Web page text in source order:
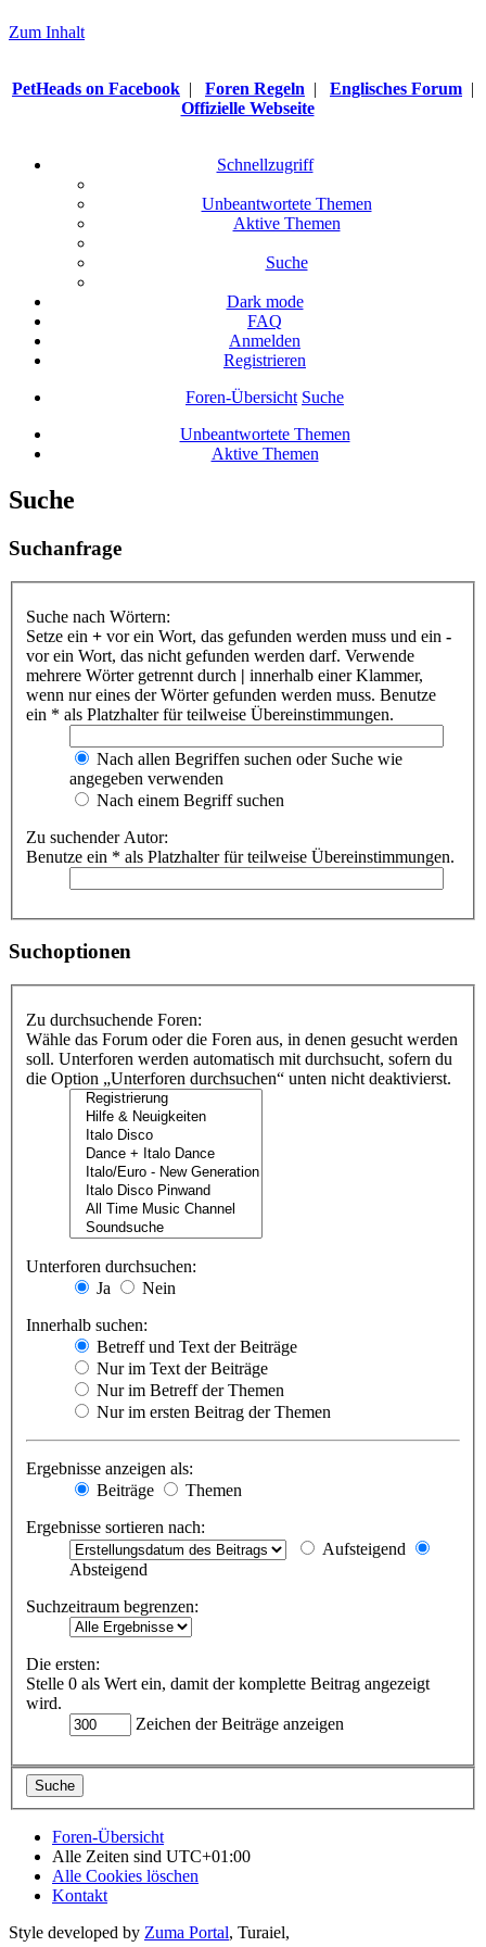
Zum Inhalt
PetHeads on Facebook | Foren Regeln | Englisches Forum |
Offizielle Webseite
Schnellzugriff
Unbeantwortete Themen
Aktive Themen
Suche
Dark mode
FAQ
Anmelden
Registrieren
Foren-Übersicht Suche
Unbeantwortete Themen
Aktive Themen
Suche
Suchanfrage
Suche nach Wörtern:
Setze ein + vor ein Wort, das gefunden werden muss und ein -
vor ein Wort, das nicht gefunden werden darf. Verwende
mehrere Wörter getrennt durch | innerhalb einer Klammer,
wenn nur eines der Wörter gefunden werden muss. Benutze
ein * als Platzhalter für teilweise Übereinstimmungen.
Nach allen Begriffen suchen oder Suche wie
angegeben verwenden
Nach einem Begriff suchen
Zu suchender Autor:
Benutze ein * als Platzhalter für teilweise Übereinstimmungen.
Suchoptionen
Zu durchsuchende Foren:
Wähle das Forum oder die Foren aus, in denen gesucht werden
soll. Unterforen werden automatisch mit durchsucht, sofern du
die Option „Unterforen durchsuchen“ unten nicht deaktivierst.
Unterforen durchsuchen:
Ja
Nein
Innerhalb suchen:
Betreff und Text der Beiträge
Nur im Text der Beiträge
Nur im Betreff der Themen
Nur im ersten Beitrag der Themen
Ergebnisse anzeigen als:
Beiträge
Themen
Ergebnisse sortieren nach:
Aufsteigend
Absteigend
Suchzeitraum begrenzen:
Die ersten:
Stelle 0 als Wert ein, damit der komplette Beitrag angezeigt
wird.
Zeichen der Beiträge anzeigen
Foren-Übersicht
Alle Zeiten sind UTC+01:00
Alle Cookies löschen
Kontakt
Style developed by Zuma Portal, Turaiel,